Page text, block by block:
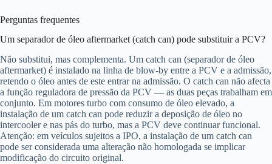
Perguntas frequentes
Um separador de óleo aftermarket (catch can) pode substituir a PCV?
Não substitui, mas complementa. Um catch can (separador de óleo
aftermarket) é instalado na linha de blow-by entre a PCV e a admissão,
retendo o óleo antes de este entrar na admissão. O catch can não afecta
a função reguladora de pressão da PCV — as duas peças trabalham em
conjunto. Em motores turbo com consumo de óleo elevado, a
instalação de um catch can pode reduzir a deposição de óleo no
intercooler e nas pás do turbo, mas a PCV deve continuar funcional.
Atenção: em veículos sujeitos a IPO, a instalação de um catch can
pode ser considerada uma alteração não homologada se implicar
modificação do circuito original.